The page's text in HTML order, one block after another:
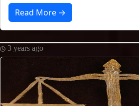
Read More →
3 years ago